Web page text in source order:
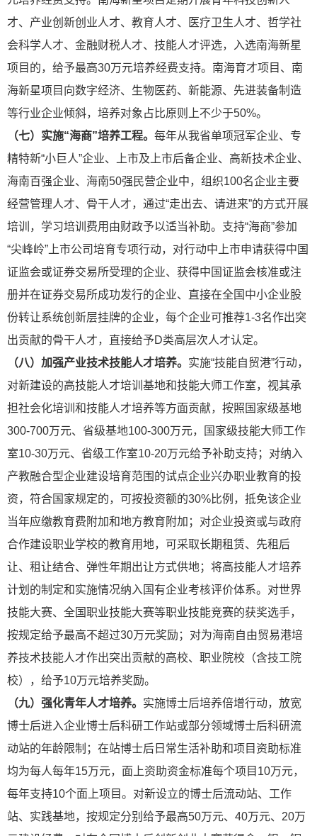
才、产业创新创业人才、教育人才、医疗卫生人才、哲学社
会科学人才、金融财税人才、技能人才评选，入选南海新星
项目的，给予最高30万元培养经费支持。南海育才项目、南
海新星项目向数字经济、生物医药、新能源、先进装备制造
等行业企业倾斜，培养对象占比原则上不少于50%。
（七）实施“海商”培养工程。 每年从我省单项冠军企业、专
精特新“小巨人”企业、上市及上市后备企业、高新技术企业、
海南百强企业、海南50强民营企业中，组织100名企业主要
经营管理人才、骨干人才，通过“走出去、请进来”的方式开展
培训，学习培训费用由财政予以适当补助。支持“海商”参加
“尖峰岭”上市公司培育专项行动，对行动中上市申请获得中国
证监会或证券交易所受理的企业、获得中国证监会核准或注
册并在证券交易所成功发行的企业、直接在全国中小企业股
份转让系统创新层挂牌的企业，每个企业可推荐1-3名作出突
出贡献的骨干人才，直接给予D类高层次人才认定。
（八）加强产业技术技能人才培养。 实施“技能自贸港”行动，
对新建设的高技能人才培训基地和技能大师工作室，视其承
担社会化培训和技能人才培养等方面贡献，按照国家级基地
300-700万元、省级基地100-300万元，国家级技能大师工作
室10-30万元、省级工作室10-20万元给予补助支持；对纳入
产教融合型企业建设培育范围的试点企业兴办职业教育的投
资，符合国家规定的，可按投资额的30%比例，抵免该企业
当年应缴教育费附加和地方教育附加；对企业投资或与政府
合作建设职业学校的教育用地，可采取长期租赁、先租后
让、租让结合、弹性年期出让方式供地；将高技能人才培养
计划的制定和实施情况纳入国有企业考核评价体系。对世界
技能大赛、全国职业技能大赛等职业技能竞赛的获奖选手，
按规定给予最高不超过30万元奖励；对为海南自由贸易港培
养技术技能人才作出突出贡献的高校、职业院校（含技工院
校），给予10万元培养奖励。
（九）强化青年人才培养。 实施博士后培养倍增行动，放宽
博士后进入企业博士后科研工作站或部分领域博士后科研流
动站的年龄限制；在站博士后日常生活补助和项目资助标准
均为每人每年15万元，面上资助资金标准每个项目10万元，
每年支持10个面上项目。对新设立的博士后流动站、工作
站、实践基地，按规定分别给予最高50万元、40万元、20万